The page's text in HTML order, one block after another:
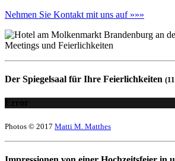
Nehmen Sie Kontakt mit uns auf »»»
Der Spiegelsaal für Ihre Feierlichkeiten
Error
Photos © 2017 Matti M. Matthes